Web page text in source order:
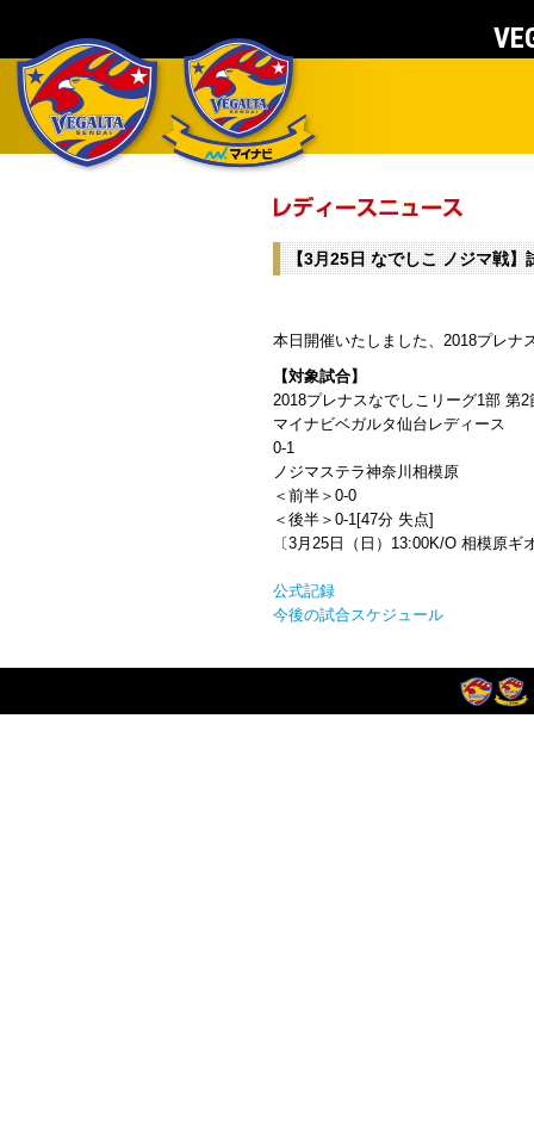
【3月25日 なでしこ ノジマ戦】
本日開催いたしました、2018プレナ
【対象試合】
2018プレナスなでしこリーグ1部 第
マイナビベガルタ仙台レディース
0-1
ノジマステラ神奈川相模原
＜前半＞0-0
＜後半＞0-1[47分 失点]
〔3月25日（日）13:00K/O 相模原ギ
公式記録
今後の試合スケジュール